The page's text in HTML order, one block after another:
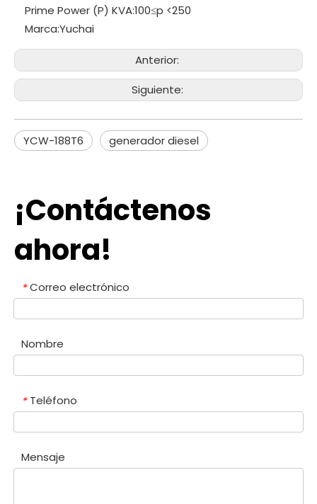
Prime Power (P) KVA:100≤p <250
Marca:Yuchai
Anterior:
Siguiente:
YCW-188T6 generador diesel
¡Contáctenos
ahora!
* Correo electrónico
Nombre
* Teléfono
Mensaje